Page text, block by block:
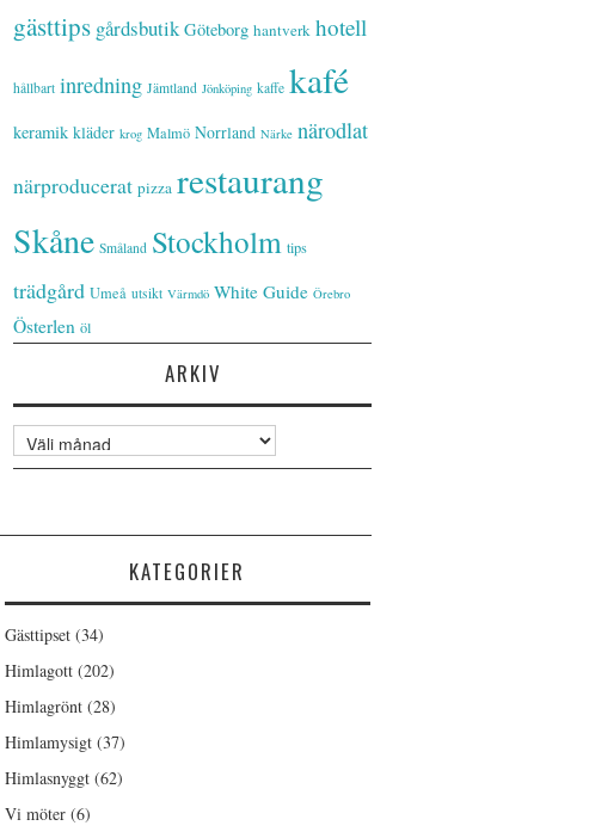
gästtips gårdsbutik Göteborg hantverk hotell
hållbart inredning Jämtland Jönköping kaffe kafé
keramik kläder krog Malmö Norrland Närke närodlat
närproducerat pizza restaurang
Skåne Småland Stockholm tips
trädgård Umeå utsikt Värmdö White Guide Örebro
Österlen öl
ARKIV
Arkiv
KATEGORIER
Gästtipset(34)
Himlagott(202)
Himlagrönt(28)
Himlamysigt(37)
Himlasnyggt(62)
Vi möter(6)